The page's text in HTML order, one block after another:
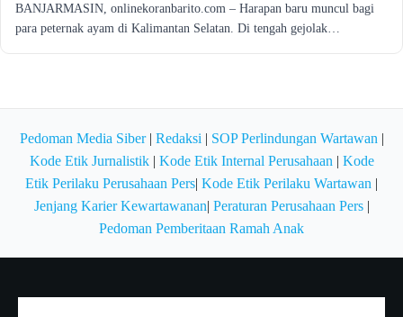
BANJARMASIN, onlinekoranbarito.com – Harapan baru muncul bagi
para peternak ayam di Kalimantan Selatan. Di tengah gejolak…
Pedoman Media Siber| Redaksi | SOP Perlindungan Wartawan |
Kode Etik Jurnalistik| Kode Etik Internal Perusahaan | Kode
Etik Perilaku Perusahaan Pers| Kode Etik Perilaku Wartawan |
Jenjang Karier Kewartawanan| Peraturan Perusahaan Pers|
Pedoman Pemberitaan Ramah Anak